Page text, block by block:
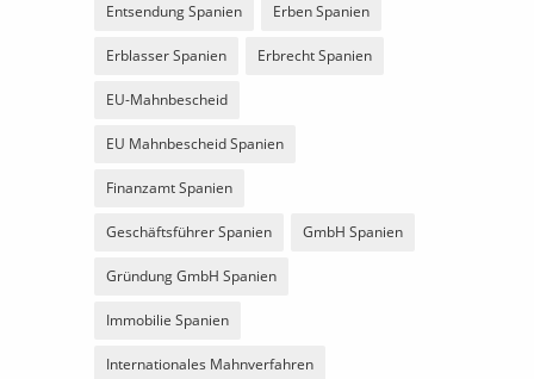
Entsendung Spanien Erben Spanien
Erblasser Spanien Erbrecht Spanien
EU-Mahnbescheid
EU Mahnbescheid Spanien
Finanzamt Spanien
Geschäftsführer Spanien GmbH Spanien
Gründung GmbH Spanien
Immobilie Spanien
Internationales Mahnverfahren